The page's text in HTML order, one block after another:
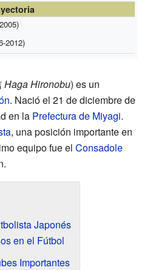
2012)
Haga Hironobu) es un
. Nació el 21 de diciembre de
en la Prefectura de Miyagi.
, una posición importante en
equipo fue el Consadole
Japonés
en el Fútbol
Importantes